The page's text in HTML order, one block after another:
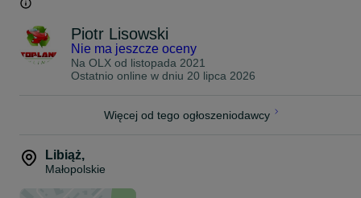
Piotr Lisowski
Nie ma jeszcze oceny
Na OLX od listopada 2021
Ostatnio online w dniu 20 lipca 2026
Więcej od tego ogłoszeniodawcy
Libiąż,
Małopolskie